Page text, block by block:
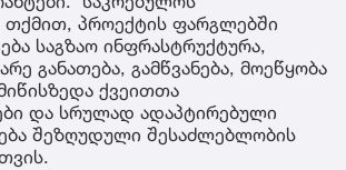
თქმით, პროექტის ფარგლებში
საგზაო ინფრასტრუქტურა,
განათება, გამწვანება, მოეწყობა
ქვეითთა
და სრულად ადაპტირებული
შეზღუდული შესაძლებლობის